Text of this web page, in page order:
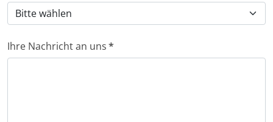
Ihre Nachricht an uns*